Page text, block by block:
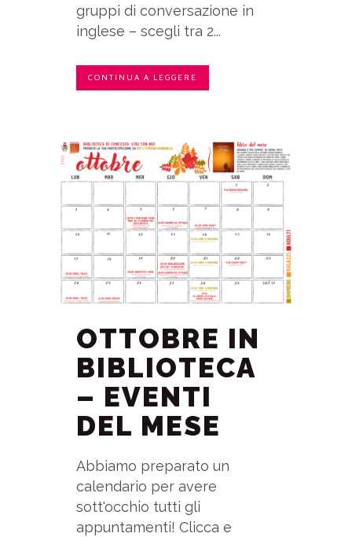
gruppi di conversazione in
inglese – scegli tra 2...
CONTINUA A LEGGERE
OTTOBRE IN
BIBLIOTECA
– EVENTI
DEL MESE
Abbiamo preparato un
calendario per avere
sott'occhio tutti gli
appuntamenti! Clicca e